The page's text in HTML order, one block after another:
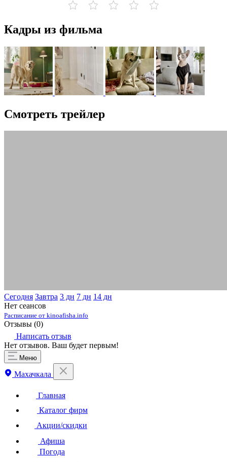
Кадры из фильма
Смотреть трейлер
Сегодня Завтра 3 дн 7 дн 14 дн
Нет сеансов
Расписание от kinoafisha.info
Отзывы (0)
Написать отзыв
Нет отзывов. Ваш будет первым!
Меню
Махачкала
Главная
Каталог фирм
Акции/скидки
Афиша
Погода